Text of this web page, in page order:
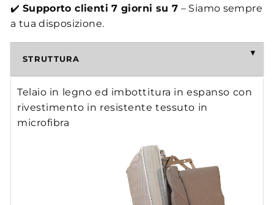
✔️ Supporto clienti 7 giorni su 7 – Siamo sempre
a tua disposizione.
STRUTTURA
Telaio in legno ed imbottitura in espanso con
rivestimento in resistente tessuto in
microfibra